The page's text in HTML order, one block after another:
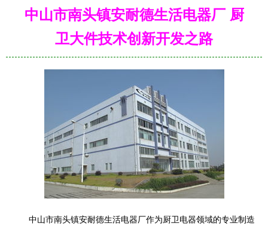
中山市南头镇安耐德生活电器厂 厨
卫大件技术创新开发之路
中山市南头镇安耐德生活电器厂作为厨卫电器领域的专业制造